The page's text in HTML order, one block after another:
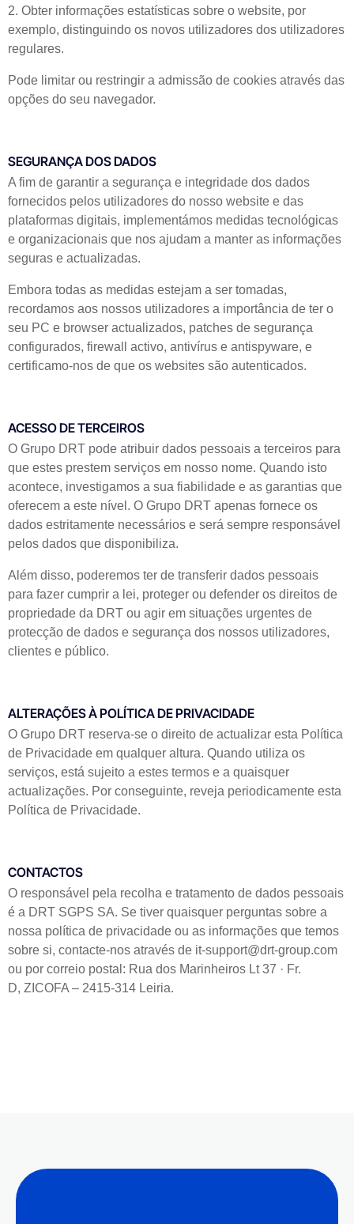
2. Obter informações estatísticas sobre o website, por
exemplo, distinguindo os novos utilizadores dos utilizadores
regulares.
Pode limitar ou restringir a admissão de cookies através das
opções do seu navegador.
SEGURANÇA DOS DADOS
A fim de garantir a segurança e integridade dos dados
fornecidos pelos utilizadores do nosso website e das
plataformas digitais, implementámos medidas tecnológicas
e organizacionais que nos ajudam a manter as informações
seguras e actualizadas.
Embora todas as medidas estejam a ser tomadas,
recordamos aos nossos utilizadores a importância de ter o
seu PC e browser actualizados, patches de segurança
configurados, firewall activo, antivírus e antispyware, e
certificamo-nos de que os websites são autenticados.
ACESSO DE TERCEIROS
O Grupo DRT pode atribuir dados pessoais a terceiros para
que estes prestem serviços em nosso nome. Quando isto
acontece, investigamos a sua fiabilidade e as garantias que
oferecem a este nível. O Grupo DRT apenas fornece os
dados estritamente necessários e será sempre responsável
pelos dados que disponibiliza.
Além disso, poderemos ter de transferir dados pessoais
para fazer cumprir a lei, proteger ou defender os direitos de
propriedade da DRT ou agir em situações urgentes de
protecção de dados e segurança dos nossos utilizadores,
clientes e público.
ALTERAÇÕES À POLÍTICA DE PRIVACIDADE
O Grupo DRT reserva-se o direito de actualizar esta Política
de Privacidade em qualquer altura. Quando utiliza os
serviços, está sujeito a estes termos e a quaisquer
actualizações. Por conseguinte, reveja periodicamente esta
Política de Privacidade.
CONTACTOS
O responsável pela recolha e tratamento de dados pessoais
é a DRT SGPS SA. Se tiver quaisquer perguntas sobre a
nossa política de privacidade ou as informações que temos
sobre si, contacte-nos através de it-support@drt-group.com
ou por correio postal: Rua dos Marinheiros Lt 37 · Fr.
D, ZICOFA – 2415-314 Leiria.